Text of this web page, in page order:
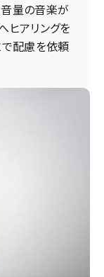
量の音楽が
ヒアリングを
で配慮を依頼